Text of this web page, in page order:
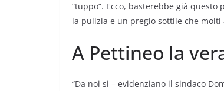
“tuppo”. Ecco, basterebbe già
la pulizia e un pregio sottile che molti
A Pettineo la
“Da noi si – evidenziano il sindaco